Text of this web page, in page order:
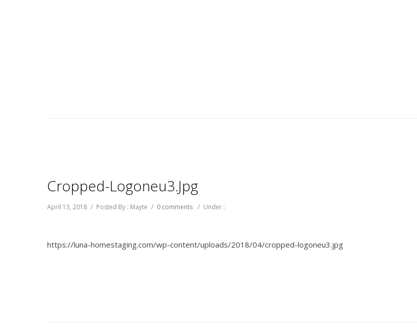
Cropped-Logoneu3.jpg
April 13, 2018 / Posted By : Mayte / 0 comments / Under :
https://luna-homestaging.com/wp-content/uploads/2018/04/cropped-logoneu3.jpg